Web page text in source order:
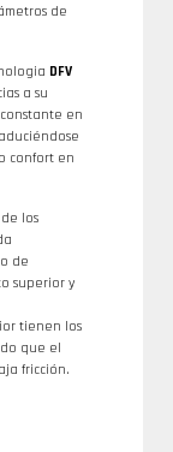
de
DFV
a su
en
confort en
los
de
superior y
tienen los
que el
fricción.